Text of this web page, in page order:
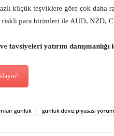
küçük teşviklere göre çok daha
para birimleri ile AUD, NZD,
tavsiyeleri yatırım danışmanlığı
günlük günlük döviz piyasası